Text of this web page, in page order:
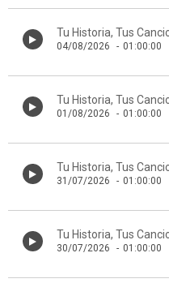
Tu Historia, Tus
04/08/2026 - 01:00:00
Tu Historia, Tus
01/08/2026 - 01:00:00
Tu Historia, Tus
31/07/2026 - 01:00:00
Tu Historia, Tus
30/07/2026 - 01:00:00